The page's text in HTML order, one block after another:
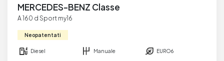
MERCEDES-BENZ Classe
A 160 d Sport my16
Neopatentati
Diesel Manuale EURO6